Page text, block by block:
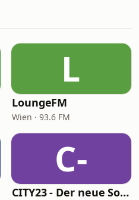
L
LoungeFM
Wien · 93.6 FM
C-
CITY23 - Der neue Soundtrack für Wien - Chill, Baby!